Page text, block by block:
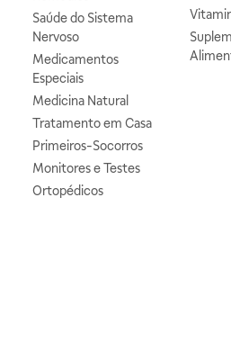
Saúde do Sistema
Nervoso
Medicamentos
Especiais
Medicina Natural
Tratamento em Casa
Primeiros-Socorros
Monitores e Testes
Ortopédicos